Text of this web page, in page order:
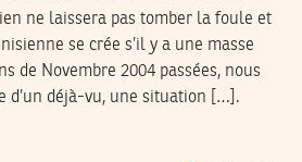
ne laissera pas tomber la foule et
se crée s’il y a une masse
de Novembre 2004 passées, nous
d’un déjà-vu, une situation […].